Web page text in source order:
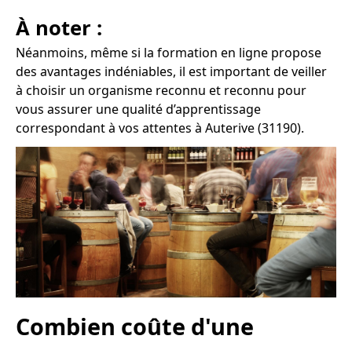
À noter :
Néanmoins, même si la formation en ligne propose
des avantages indéniables, il est important de veiller
à choisir un organisme reconnu et reconnu pour
vous assurer une qualité d’apprentissage
correspondant à vos attentes à Auterive (31190).
Combien coûte d'une